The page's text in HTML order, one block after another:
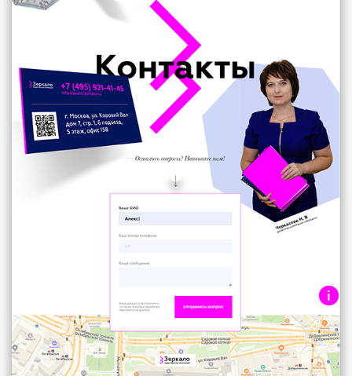
i
Контакты
Контактная информация, форма и карта